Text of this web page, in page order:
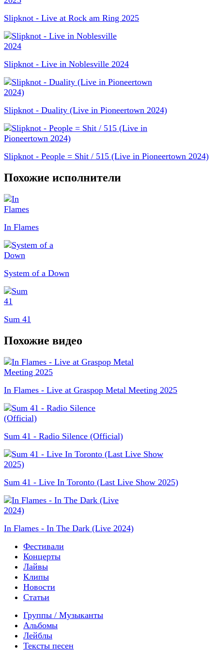
Slipknot - Live at Rock am Ring 2025
Slipknot - Live in Noblesville 2024
Slipknot - Duality (Live in Pioneertown 2024)
Slipknot - People = Shit / 515 (Live in Pioneertown 2024)
Похожие исполнители
In Flames
System of a Down
Sum 41
Похожие видео
In Flames - Live at Graspop Metal Meeting 2025
Sum 41 - Radio Silence (Official)
Sum 41 - Live In Toronto (Last Live Show 2025)
In Flames - In The Dark (Live 2024)
Фестивали
Концерты
Лайвы
Клипы
Новости
Статьи
Группы / Музыканты
Альбомы
Лейблы
Тексты песен